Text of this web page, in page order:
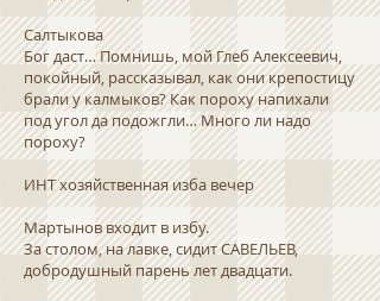
Салтыкова
Бог даст… Помнишь, мой Глеб Алексеевич,
покойный, рассказывал, как они крепостицу
брали у калмыков? Как пороху напихали
под угол да подожгли… Много ли надо
пороху?
ИНТ хозяйственная изба вечер
Мартынов входит в избу.
За столом, на лавке, сидит САВЕЛЬЕВ,
добродушный парень лет двадцати.